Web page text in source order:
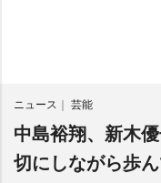
ニュース 芸能
中島裕翔、新木
切にしながら歩